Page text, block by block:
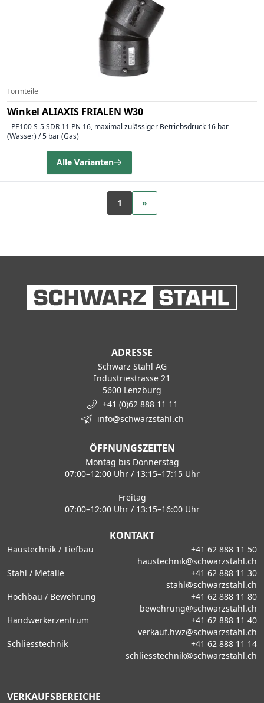
Formteile
Winkel ALIAXIS FRIALEN W30
- PE100 S-5 SDR 11 PN 16, maximal zulässiger Betriebsdruck 16 bar
(Wasser) / 5 bar (Gas)
Alle Varianten
1 »
ADRESSE
Schwarz Stahl AG
Industriestrasse 21
5600 Lenzburg
+41 (0)62 888 11 11
info@schwarzstahl.ch
ÖFFNUNGSZEITEN
Montag bis Donnerstag
07:00–12:00 Uhr / 13:15–17:15 Uhr
Freitag
07:00–12:00 Uhr / 13:15–16:00 Uhr
KONTAKT
Haustechnik / Tiefbau
+41 62 888 11 50
haustechnik@schwarzstahl.ch
Stahl / Metalle
+41 62 888 11 30
stahl@schwarzstahl.ch
Hochbau / Bewehrung
+41 62 888 11 80
bewehrung@schwarzstahl.ch
Handwerkerzentrum
+41 62 888 11 40
verkauf.hwz@schwarzstahl.ch
Schliesstechnik
+41 62 888 11 14
schliesstechnik@schwarzstahl.ch
VERKAUFSBEREICHE